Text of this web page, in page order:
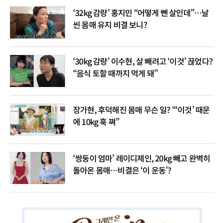
‘32kg 감량’ 홍지민 “어떻게 뺀 살인데”…날
씬 몸매 유지 비결 보니?
‘30kg 감량’ 이수현, 살 빼려고 ‘이것’ 끊었다?
“음식 토할 때까지 먹게 돼”
장가현, 후덕해진 몸매 무슨 일? “‘이것’ 때문
에 10kg 훅 쪄”
‘쌍둥이 엄마’ 레이디제인, 20kg 빼고 완벽히
돌아온 몸매…비결은 ‘이 운동’?